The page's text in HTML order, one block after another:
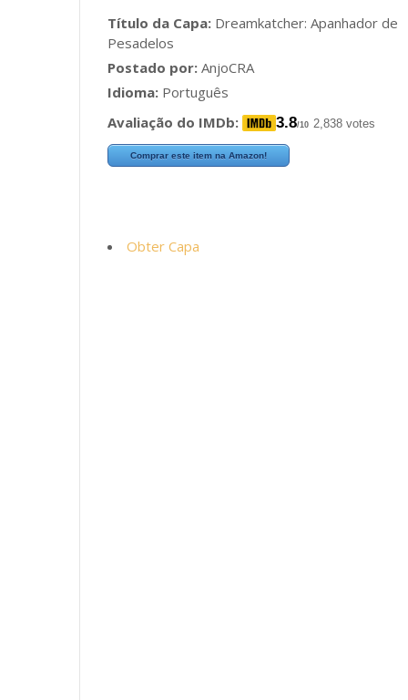
Título da Capa: Dreamkatcher: Apanhador de
Pesadelos
Postado por: AnjoCRA
Idioma: Português
Avaliação do IMDb:
3.8/10 2,838 votes
Comprar este item na Amazon!
Obter Capa